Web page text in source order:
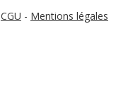
CGU - Mentions légales